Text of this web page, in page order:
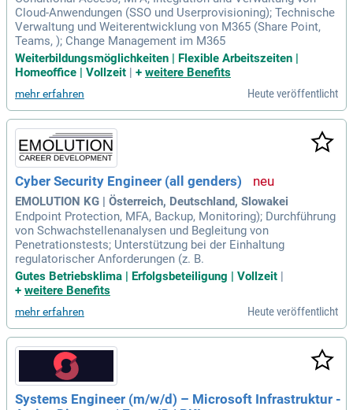
Cloud-Anwendungen (SSO und Userprovisioning); Technische
Verwaltung und Weiterentwicklung von M365 (Share Point,
Teams, ); Change Management im M365
Weiterbildungsmöglichkeiten | Flexible Arbeitszeiten |
Homeoffice | Vollzeit | + weitere Benefits
mehr erfahren Heute veröffentlicht
Cyber Security Engineer (all genders)
EMOLUTION KG | Österreich, Deutschland, Slowakei
Endpoint Protection, MFA, Backup, Monitoring); Durchführung
von Schwachstellenanalysen und Begleitung von
Penetrationstests; Unterstützung bei der Einhaltung
regulatorischer Anforderungen (z. B.
Gutes Betriebsklima | Erfolgsbeteiligung | Vollzeit
+ weitere Benefits
mehr erfahren Heute veröffentlicht
Systems Engineer (m/w/d) – Microsoft Infrastruktur -